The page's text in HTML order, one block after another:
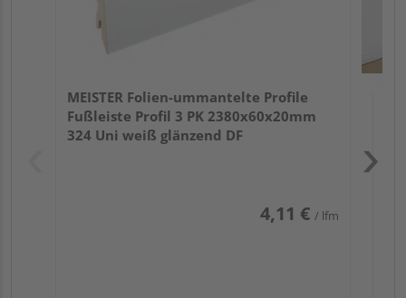
MEISTER Folien-ummantelte Profile
Fußleiste Profil 3 PK 2380x60x20mm
324 Uni weiß glänzend DF
4,11 € / lfm